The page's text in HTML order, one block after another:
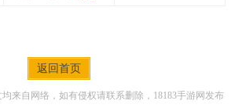
返回首页
来自网络，如有侵权请联系删除，18183手游网发布